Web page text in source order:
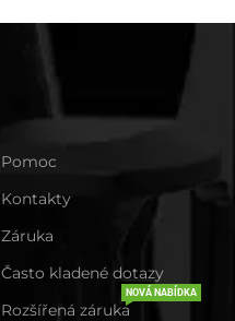
Pomoc
Kontakty
Záruka
Často kladené dotazy
Rozšířená záruka
NOVÁ NABÍDKA